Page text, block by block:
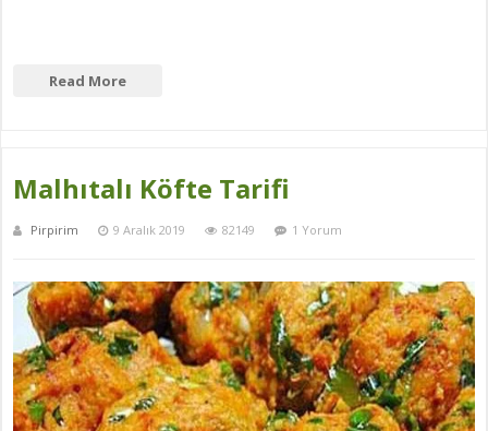
Read More
Malhıtalı Köfte Tarifi
Pirpirim 9 Aralık 2019 82149 1 Yorum